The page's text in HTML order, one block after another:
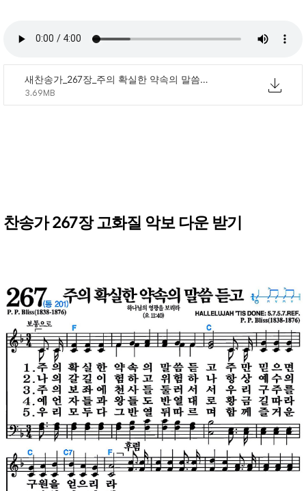
새찬송가_267장_주의 확실한 약속의 말씀 듣고.mp3
3.69MB
찬송가 267장 고화질 악보 다운 받기